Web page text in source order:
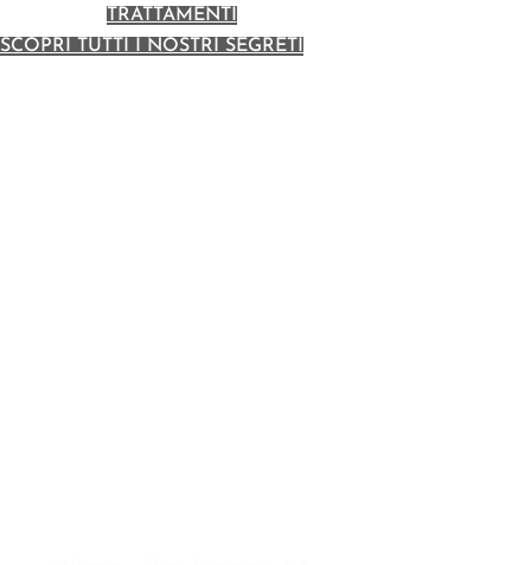
TRATTAMENTI
SCOPRI TUTTI I NOSTRI SEGRETI